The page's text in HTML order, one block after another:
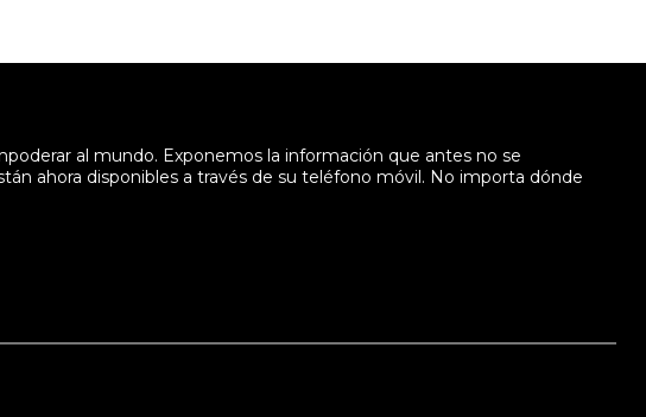
al mundo. Exponemos la información que antes no se
ahora disponibles a través de su teléfono móvil. No importa dónde